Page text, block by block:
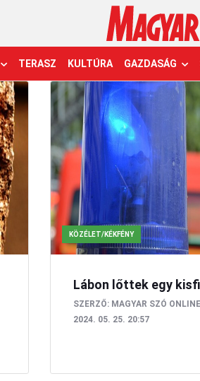
TERASZ KULTÚRA GAZDASÁG
KÖZÉLET/KÉKFÉNY
Lábon lőttek egy
SZERZŐ: MAGYAR SZÓ ONLINE
2024. 05. 25. 20:57